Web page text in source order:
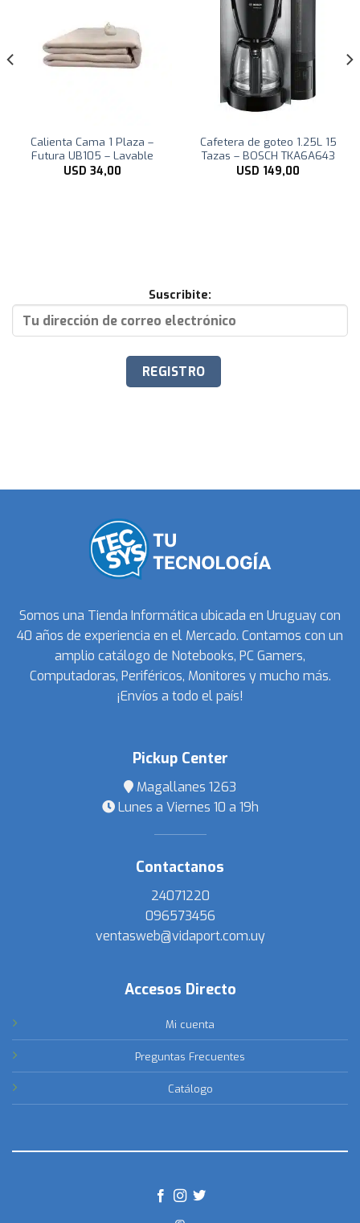
Calienta Cama 1 Plaza –
Futura UB105 – Lavable
USD 34,00
Cafetera de goteo 1.25L 15
Tazas – BOSCH TKA6A643
USD 149,00
Suscribite:
Somos una Tienda Informática ubicada en Uruguay con
40 años de experiencia en el Mercado. Contamos con un
amplio catálogo de Notebooks, PC Gamers,
Computadoras, Periféricos, Monitores y mucho más.
¡Envíos a todo el país!
Pickup Center
Magallanes 1263
Lunes a Viernes 10 a 19h
Contactanos
24071220
096573456
ventasweb@vidaport.com.uy
Accesos Directo
Mi cuenta
Preguntas Frecuentes
Catálogo